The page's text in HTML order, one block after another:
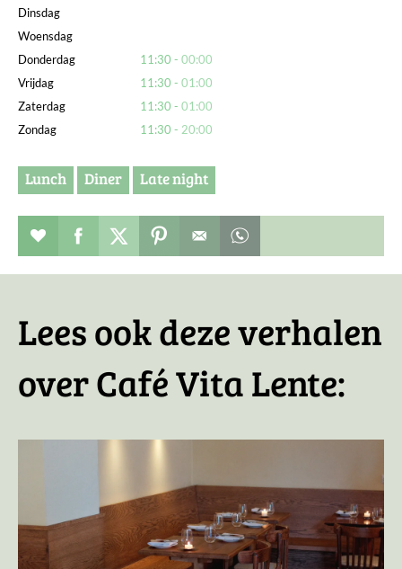
Dinsdag
Woensdag
Donderdag
11:30
00:00
Vrijdag
11:30
01:00
Zaterdag
11:30
01:00
Zondag
11:30 20:00
Lunch Diner Late night
Restaurant toevoegen aan favorieten
Deel dit op facebook
Deel dit op twitter
Deel dit op pinterest
Lees ook deze verhalen
over Café Vita Lente: